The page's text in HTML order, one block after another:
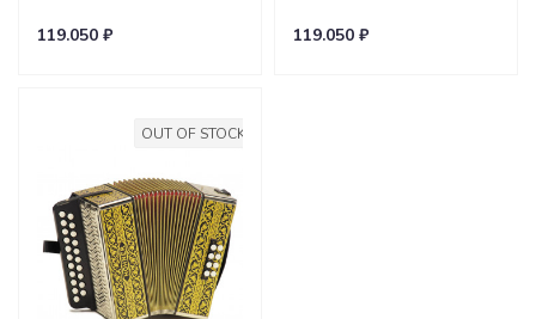
119.050 ₽ 119.050 ₽
OUT OF STOCK